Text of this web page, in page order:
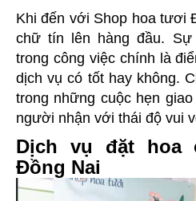
Khi đến với Shop hoa tươi
chữ tín lên hàng đầu.
trong công việc chính là
dịch vụ có tốt hay không.
trong những cuộc hẹn
người nhận với thái độ vui
Dịch vụ đặt hoa
Đồng Nai